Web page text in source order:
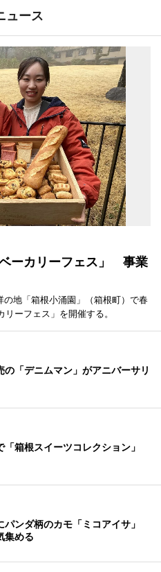
ュース
ーカリーフェス」 事業
地「箱根小涌園」（箱根町）で春
ーフェス」を開催する。
の「デニムマン」がアニバーサリ
「箱根スイーツコレクション」
パンダ柄のカモ「ミコアイサ」
集める